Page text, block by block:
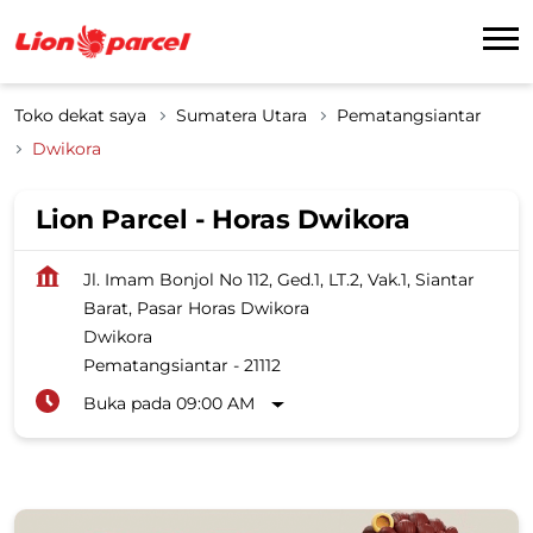
Toko dekat saya Sumatera Utara
Pematangsiantar
Dwikora
Lion Parcel - Horas Dwikora
Jl. Imam Bonjol No 112, Ged.1, LT.2, Vak.1, Siantar
Barat, Pasar Horas Dwikora
Dwikora
Pematangsiantar - 21112
Buka pada 09:00 AM